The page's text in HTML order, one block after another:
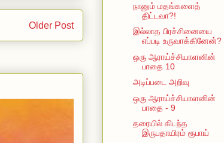
Older Post
நானும் மதங்களைத்
திட்டவா?!
இல்லாத பிரச்சினையை
எப்படி உருவாக்கினேன்?
ஒரு ஆராய்ச்சியாளனின்
பாதை 10
அடிப்படை அறிவு
ஒரு ஆராய்ச்சியாளனின்
பாதை - 9
தரையில் கிடந்த
இருபதாயிரம் ரூபாய்